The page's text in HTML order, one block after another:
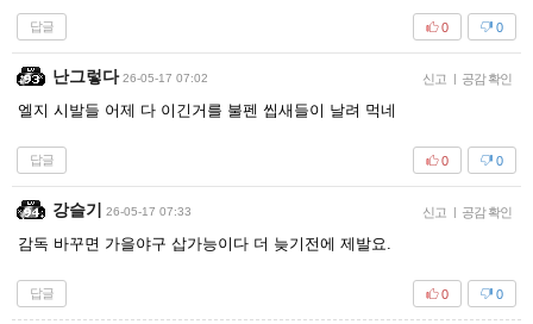
답글 0
0
난그렇다 26-05-17 07:02 신고 | 공감 확인
엘지 시발들 어제 다 이긴거를 불펜 씹새들이 날려 먹네
답글 0
0
강슬기 26-05-17 07:33 신고 | 공감 확인
감독 바꾸면 가을야구 삽가능이다 더 늦기전에 제발요.
답글 0
0